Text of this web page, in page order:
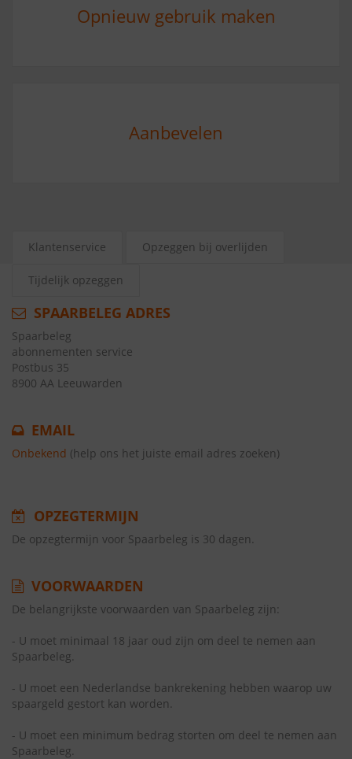
Opnieuw gebruik maken
Aanbevelen
Klantenservice Opzeggen bij overlijden
Tijdelijk opzeggen
SPAARBELEG ADRES
Spaarbeleg
abonnementen service
Postbus 35
8900 AA Leeuwarden
EMAIL
Onbekend (help ons het juiste email adres zoeken)
OPZEGTERMIJN
De opzegtermijn voor Spaarbeleg is 30 dagen.
VOORWAARDEN
De belangrijkste voorwaarden van Spaarbeleg zijn:
- U moet minimaal 18 jaar oud zijn om deel te nemen aan
Spaarbeleg.
- U moet een Nederlandse bankrekening hebben waarop uw
spaargeld gestort kan worden.
- U moet een minimum bedrag storten om deel te nemen aan
Spaarbeleg.